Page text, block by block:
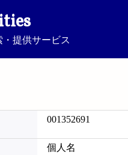
提供サービス
001352691
個人名